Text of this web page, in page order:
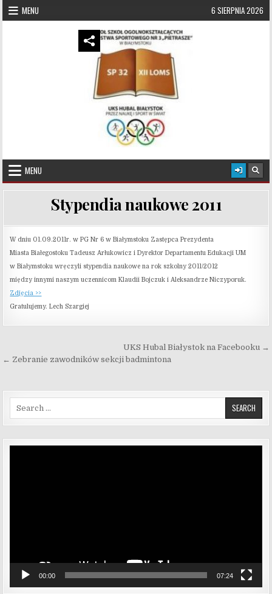
Skip to content
MENU 6 SIERPNIA 2026
UKS Hubal Białystok
MENU
Stypendia naukowe 2011
W dniu 01.09.2011r. w PG Nr 6 w Białymstoku Zastępca Prezydenta
Miasta Białegostoku Tadeusz Arłukowicz i Dyrektor Departamentu Edukacji UM
w Białymstoku wręczyli stypendia naukowe na rok szkolny 2011/2012
między innymi naszym uczennicom Klaudii Bojczuk i Aleksandrze Niczyporuk.
Zdjęcia >>
Gratulujemy. Lech Szargiej
Nawigacja wpisuUKS Hubal Białystok na Facebooku →
← Zebranie zawodników sekcji badmintona
Search for:
00:00 07:24